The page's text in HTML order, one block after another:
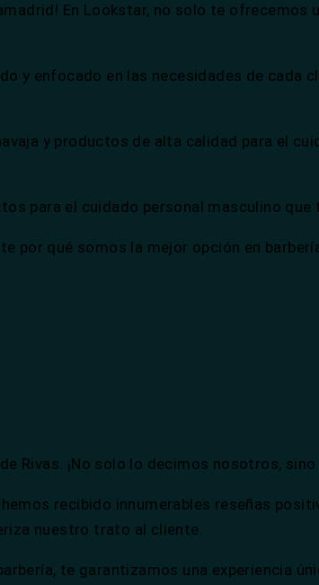
En Lookstar, no solo te
y enfocado en las necesidades de
y productos de alta calidad para el
para el cuidado personal masculino
por qué somos la mejor opción en
Rivas. ¡No solo lo decimos nosotros,
recibido innumerables reseñas
nuestro trato al cliente.
te garantizamos una experiencia